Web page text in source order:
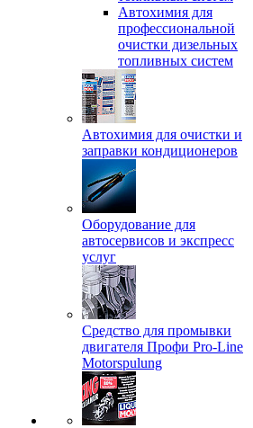
Автохимия для
профессиональной
очистки дизельных
топливных систем
Автохимия для очистки и
заправки кондиционеров
Оборудование для
автосервисов и экспресс
услуг
Средство для промывки
двигателя Профи Pro-Line
Motorspulung